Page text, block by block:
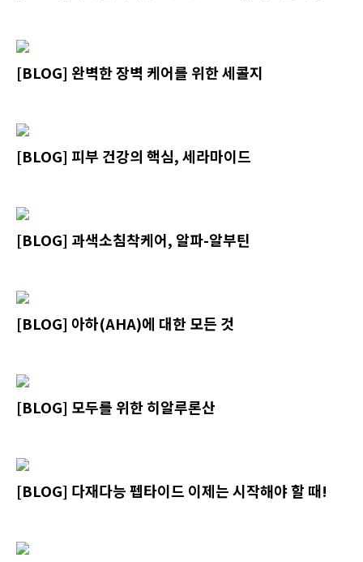
[BLOG] 완벽한 장벽 케어를 위한 세콜지
[BLOG] 피부 건강의 핵심, 세라마이드
[BLOG] 과색소침착케어, 알파-알부틴
[BLOG] 아하(AHA)에 대한 모든 것
[BLOG] 모두를 위한 히알루론산
[BLOG] 다재다능 펩타이드 이제는 시작해야 할 때!